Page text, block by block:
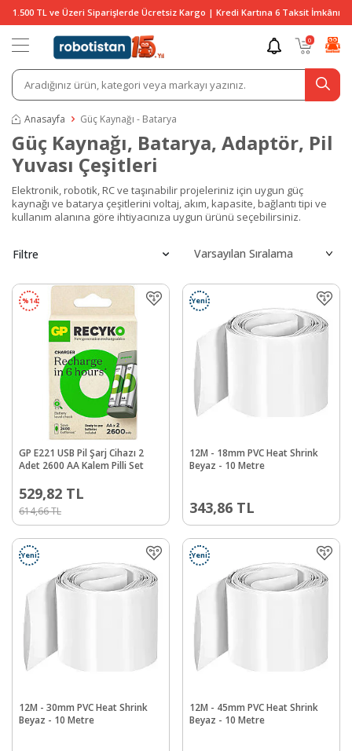
1.500 TL ve Üzeri Siparişlerde Ücretsiz Kargo | Kredi Kartına 6 Taksit İmkânı
0
Anasayfa Güç Kaynağı - Batarya
Güç Kaynağı, Batarya, Adaptör, Pil
Yuvası Çeşitleri
Elektronik, robotik, RC ve taşınabilir projeleriniz için uygun güç
kaynağı ve batarya çeşitlerini voltaj, akım, kapasite, bağlantı tipi ve
kullanım alanına göre ihtiyacınıza uygun ürünü seçebilirsiniz.
Filtre
%14
GP E221 USB Pil Şarj Cihazı 2
Adet 2600 AA Kalem Pilli Set
614,66TL
529,82 TL
Yeni
12M - 18mm PVC Heat Shrink
Beyaz - 10 Metre
343,86 TL
Yeni
12M - 30mm PVC Heat Shrink
Beyaz - 10 Metre
Yeni
12M - 45mm PVC Heat Shrink
Beyaz - 10 Metre